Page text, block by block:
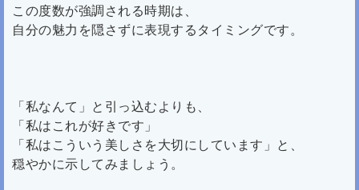
この度数が強調される時期は、
自分の魅力を隠さずに表現するタイミングです。
「私なんて」と引っ込むよりも、
「私はこれが好きです」
「私はこういう美しさを大切にしています」と、
穏やかに示してみましょう。